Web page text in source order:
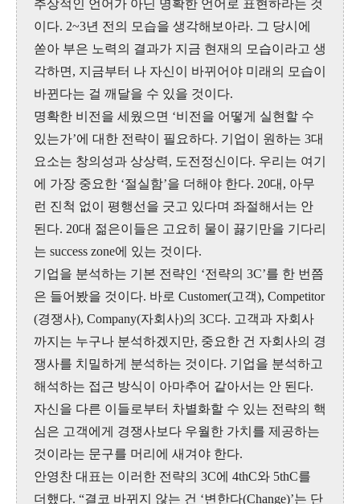
추상적인 언어가 아닌 명확한 언어로 표현하라는 것
이다. 2~3년 전의 모습을 생각해보아라. 그 당시에
쏟아 부은 노력의 결과가 지금 현재의 모습이라고 생
각하면, 지금부터 나 자신이 바뀌어야 미래의 모습이
바뀐다는 걸 깨달을 수 있을 것이다.
명확한 비전을 세웠으면 ‘비전을 어떻게 실현할 수
있는가’에 대한 전략이 필요하다. 기업이 원하는 3대
요소는 창의성과 상상력, 도전정신이다. 우리는 여기
에 가장 중요한 ‘절실함’을 더해야 한다. 20대, 아무
런 진척 없이 평행선을 긋고 있다며 좌절해서는 안
된다. 20대 젊은이들은 고요히 물이 끓기만을 기다리
는 success zone에 있는 것이다.
기업을 분석하는 기본 전략인 ‘전략의 3C’를 한 번쯤
은 들어봤을 것이다. 바로 Customer(고객), Competitor
(경쟁사), Company(자회사)의 3C다. 고객과 자회사
까지는 누구나 분석하겠지만, 중요한 건 자회사의 경
쟁사를 치밀하게 분석하는 것이다. 기업을 분석하고
해석하는 접근 방식이 아마추어 같아서는 안 된다.
자신을 다른 이들로부터 차별화할 수 있는 전략의 핵
심은 고객에게 경쟁사보다 우월한 가치를 제공하는
것이라는 문구를 머리에 새겨야 한다.
안영찬 대표는 이러한 전략의 3C에 4thC와 5thC를
더했다. “결코 바뀌지 않는 건 ‘변한다(Change)’는 단